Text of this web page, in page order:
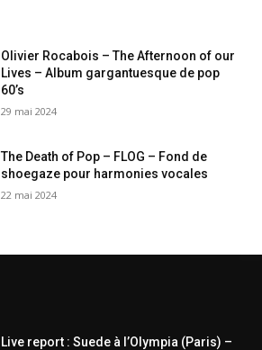
Olivier Rocabois – The Afternoon of our
Lives – Album gargantuesque de pop
60’s
29 mai 2024
The Death of Pop – FLOG – Fond de
shoegaze pour harmonies vocales
22 mai 2024
Live report : Suede à l’Olympia (Paris) –